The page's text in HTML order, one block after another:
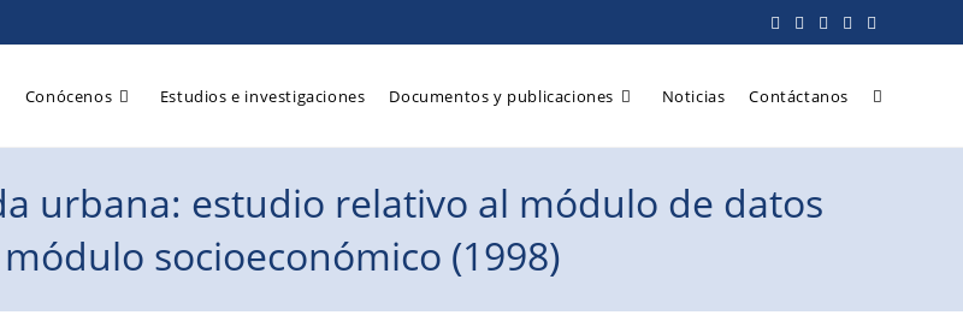
Conócenos Estudios e investigaciones Documentos y publicaciones Noticias Contáctanos
urbana: estudio relativo al módulo de datos
socioeconómico (1998)